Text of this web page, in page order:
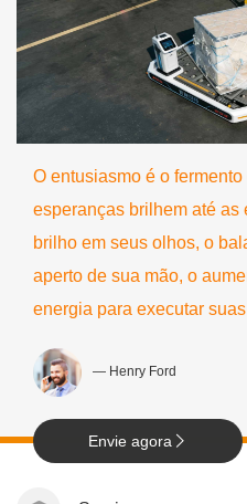
O entusiasmo é o
esperanças brilhem até as
brilho em seus olhos, o
aperto de sua mão, o
energia para executar
— Henry Ford
Envie agora